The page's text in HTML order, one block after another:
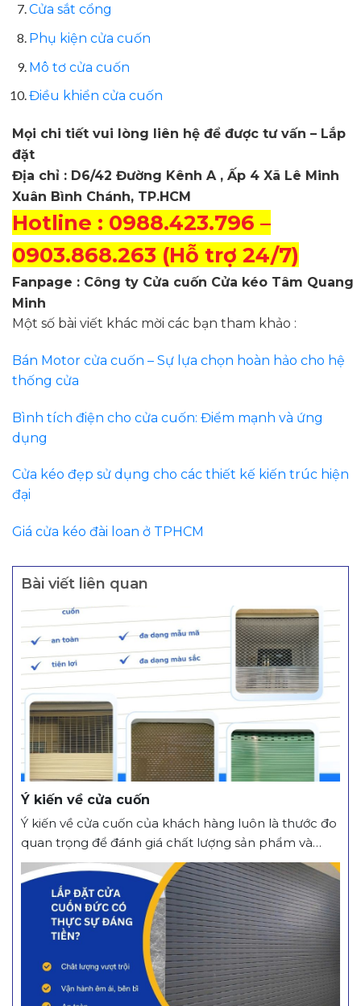
Cửa sắt cổng
Phụ kiện cửa cuốn
Mô tơ cửa cuốn
Điều khiển cửa cuốn
Mọi chi tiết vui lòng liên hệ để được tư vấn – Lắp
đặt
Địa chỉ : D6/42 Đường Kênh A , Ấp 4 Xã Lê Minh
Xuân Bình Chánh, TP.HCM
Hotline : 0988.423.796 –
0903.868.263 (Hỗ trợ 24/7)
Fanpage : Công ty Cửa cuốn Cửa kéo Tâm Quang
Minh
Một số bài viết khác mời các bạn tham khảo :
Bán Motor cửa cuốn – Sự lựa chọn hoàn hảo cho hệ
thống cửa
Bình tích điện cho cửa cuốn: Điểm mạnh và ứng
dụng
Cửa kéo đẹp sử dụng cho các thiết kế kiến trúc hiện
đại
Giá cửa kéo đài loan ở TPHCM
Bài viết liên quan
Ý kiến về cửa cuốn
Ý kiến về cửa cuốn của khách hàng luôn là thước đo
quan trọng để đánh giá chất lượng sản phẩm và
dịch vụ. Phần lớn khách hàng đánh giá cao cửa
cuốn nhờ khả năng vận hành êm ái, độ bền cao,
tính an toàn và thiết kế hiện đại. Bên cạnh đó, dịch...